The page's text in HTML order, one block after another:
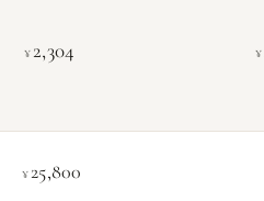
¥2,304 ¥
¥25,800